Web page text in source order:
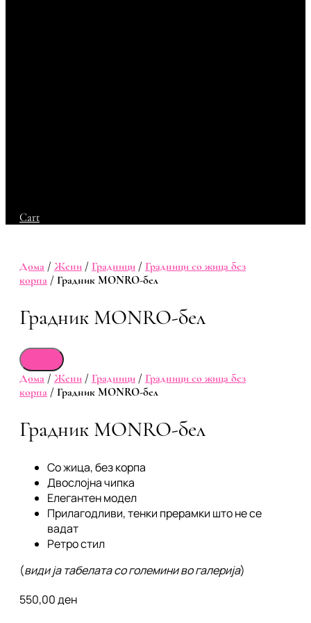
Cart
Дома / Жени / Градници / Градници со жица без
корпа / Градник MONRO-бел
Градник MONRO-бел
Дома / Жени / Градници / Градници со жица без
корпа / Градник MONRO-бел
Градник MONRO-бел
Со жица, без корпа
Двослојна чипка
Елегантен модел
Прилагодливи, тенки прерамки што не се
вадат
Ретро стил
(види ја табелата со големини во галерија)
550,00ден